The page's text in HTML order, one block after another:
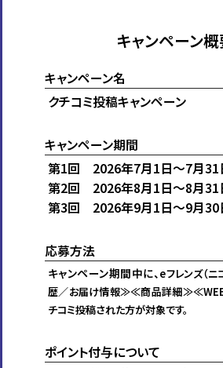
キャンペーン
キャンペーン名
クチコミ投稿キャンペーン
キャンペーン期間
第1回 2026年7月1日～7月31
第2回 2026年8月1日～8月31
第3回 2026年9月1日～9月30
応募方法
キャンペーン期間中に、 eフレンズ（
歴／お届け情報≫≪商品詳細
チコミ投稿された方が対象です。
ポイント付与について